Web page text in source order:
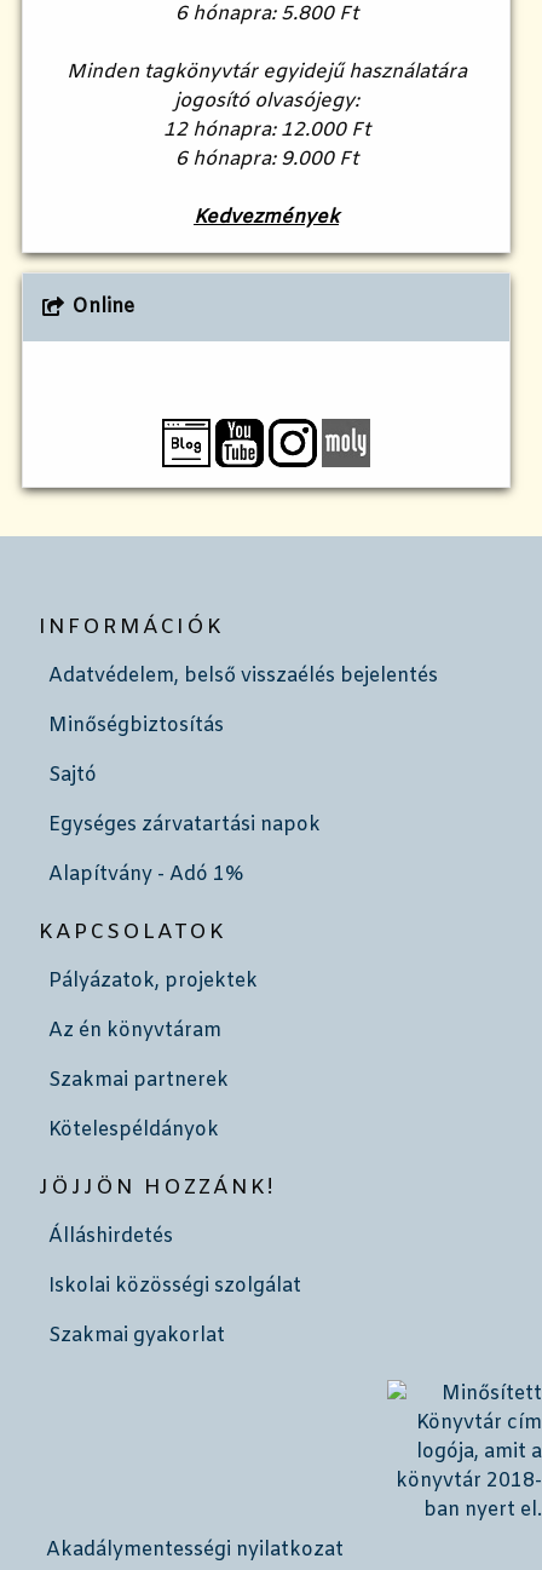
6 hónapra: 5.800 Ft
Minden tagkönyvtár egyidejű használatára
jogosító olvasójegy:
12 hónapra: 12.000 Ft
6 hónapra: 9.000 Ft
Kedvezmények
Online
INFORMÁCIÓK
Adatvédelem, belső visszaélés bejelentés
Minőségbiztosítás
Sajtó
Egységes zárvatartási napok
Alapítvány - Adó 1%
KAPCSOLATOK
Pályázatok, projektek
Az én könyvtáram
Szakmai partnerek
Kötelespéldányok
JÖJJÖN HOZZÁNK!
Álláshirdetés
Iskolai közösségi szolgálat
Szakmai gyakorlat
Akadálymentességi nyilatkozat